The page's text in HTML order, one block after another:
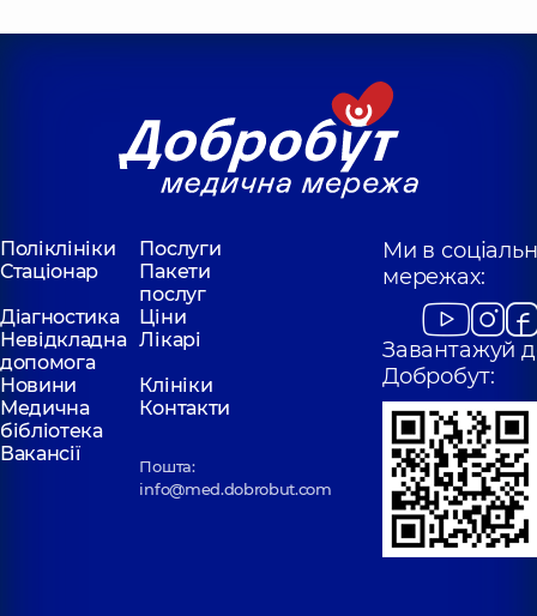
Поліклініки
Послуги
Стаціонар
Пакети
послуг
Діагностика
Ціни
Невідкладна
допомога
Лікарі
Новини
Клініки
Медична
бібліотека
Контакти
Вакансії
Пошта:
info@med.dobrobut.com
Ми в
мережах:
Завантажуй
Добробут: